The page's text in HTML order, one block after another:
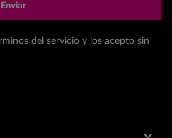
Enviar
del servicio y los acepto sin